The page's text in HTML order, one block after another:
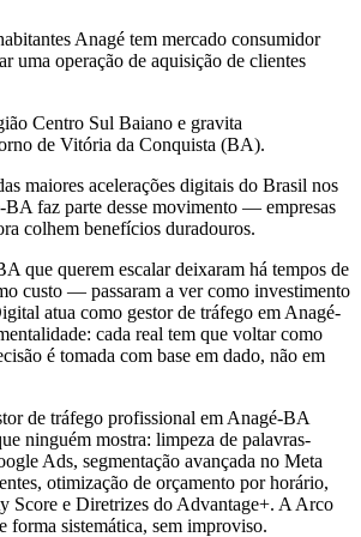
Anagé tem mercado consumidor
uma operação de aquisição de clientes
Centro Sul Baiano e gravita
de Vitória da Conquista (BA).
maiores acelerações digitais do Brasil nos
BA faz parte desse movimento — empresas
colhem benefícios duradouros.
que querem escalar deixaram há tempos de
custo — passaram a ver como investimento
atua como gestor de tráfego em Anagé-
cada real tem que voltar como
é tomada com base em dado, não em
de tráfego profissional em Anagé-BA
ninguém mostra: limpeza de palavras-
Ads, segmentação avançada no Meta
otimização de orçamento por horário,
Score e Diretrizes do Advantage+. A Arco
forma sistemática, sem improviso.